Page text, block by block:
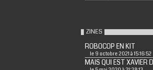
ZINES
ROBOCOP EN KIT
le 9 octobre 2021 à 15:16:52
MAIS QUI EST XAVIER